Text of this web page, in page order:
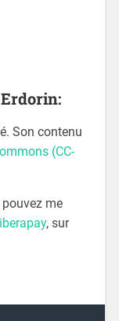
Son contenu
(CC-
me
, sur